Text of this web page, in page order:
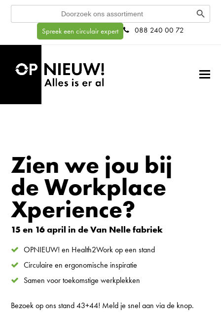
Search
Search Button
Spreek een circulair expert 088 240 00 72
Zien we jou bij
de Workplace
Xperience?
15 en 16 april in de Van Nelle fabriek
OPNIEUW! en Health2Work op een stand
Circulaire en ergonomische inspiratie
Samen voor toekomstige werkplekken
Bezoek op ons stand 43+44! Meld je snel aan via de knop.